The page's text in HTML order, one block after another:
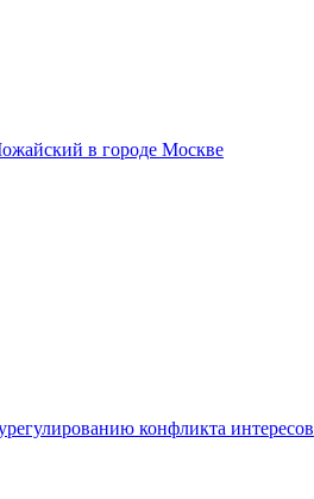
в городе Москве
конфликта интересов